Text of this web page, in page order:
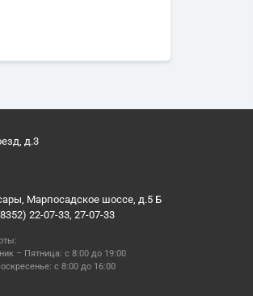
д.3
Марпосадское шоссе, д.5 Б
22-07-33, 27-07-33
– Пятница: с 8:00 до 19:00
с 8:00 до 16:00